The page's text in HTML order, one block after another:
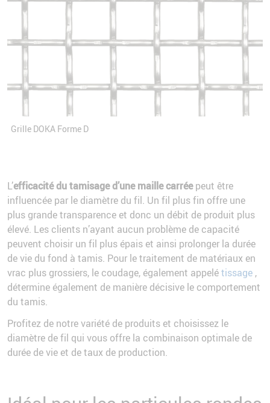
Grille DOKA Forme D
L’efficacité du tamisage d’une maille carréepeut être
influencée par le diamètre du fil. Un fil plus fin offre une
plus grande transparence et donc un débit de produit plus
élevé. Les clients n’ayant aucun problème de capacité
peuvent choisir un fil plus épais et ainsi prolonger la durée
de vie du fond à tamis. Pour le traitement de matériaux en
vrac plus grossiers, le coudage, également appelétissage ,
détermine également de manière décisive le comportement
du tamis.
Profitez de notre variété de produits et choisissez le
diamètre de fil qui vous offre la combinaison optimale de
durée de vie et de taux de production.